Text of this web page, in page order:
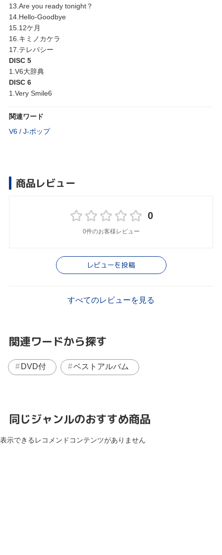
13.Are you ready tonight？
14.Hello-Goodbye
15.12ケ月
16.キミノカケラ
17.テレパシー
DISC 5
1.V6大辞典
DISC 6
1.Very Smile6
関連ワード
V6 / J‐ポップ
商品レビュー
0
0件のお客様レビュー
レビューを投稿
すべてのレビューを見る
関連ワードから探す
DVD付 ベストアルバム
同じジャンルのおすすめ商品
表示できるレコメンドコンテンツがありません